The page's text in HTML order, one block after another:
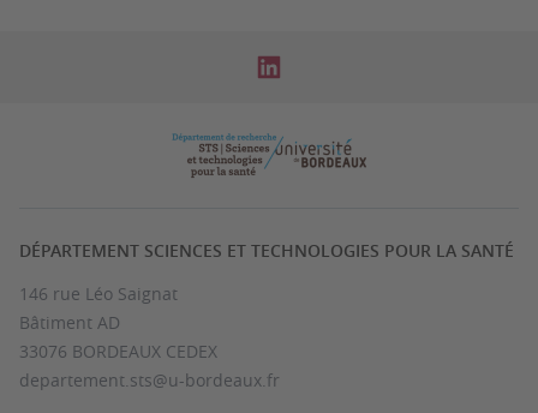
DÉPARTEMENT SCIENCES ET TECHNOLOGIES POUR LA SANTÉ
146 rue Léo Saignat
Bâtiment AD
33076 BORDEAUX CEDEX
departement.sts@u-bordeaux.fr